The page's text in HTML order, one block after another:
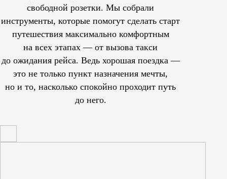
свободной розетки. Мы собрали
инструменты, которые помогут сделать старт
путешествия максимально комфортным
на всех этапах — от вызова такси
до ожидания рейса. Ведь хорошая поездка —
это не только пункт назначения мечты,
но и то, насколько спокойно проходит путь
до него.